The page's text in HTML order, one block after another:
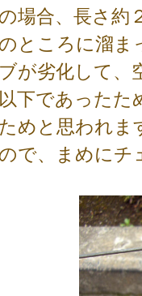
の場合、長さ約
のところに溜ま
ブが劣化して、
以下であったた
ためと思われま
ので、まめにチ